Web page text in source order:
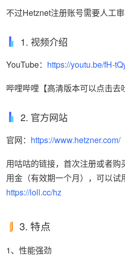
不过Hetznet注册账号需要人工审
1. 视频介绍
YouTube： https://youtu.be/fH-
哔哩哔哩【高清版本可以点击去
2. 官方网站
官网： https://www.hetzner.com/
用咕咕的链接，首次注册或者
用金（有效期一个月），可以试
https://loll.cc/hz
3. 特点
1、性能强劲